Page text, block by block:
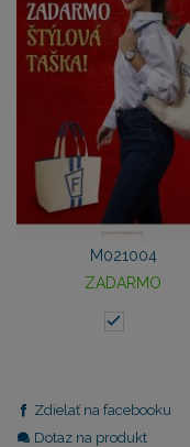
M021004
ZADARMO
Zdielať na facebooku
Dotaz na produkt